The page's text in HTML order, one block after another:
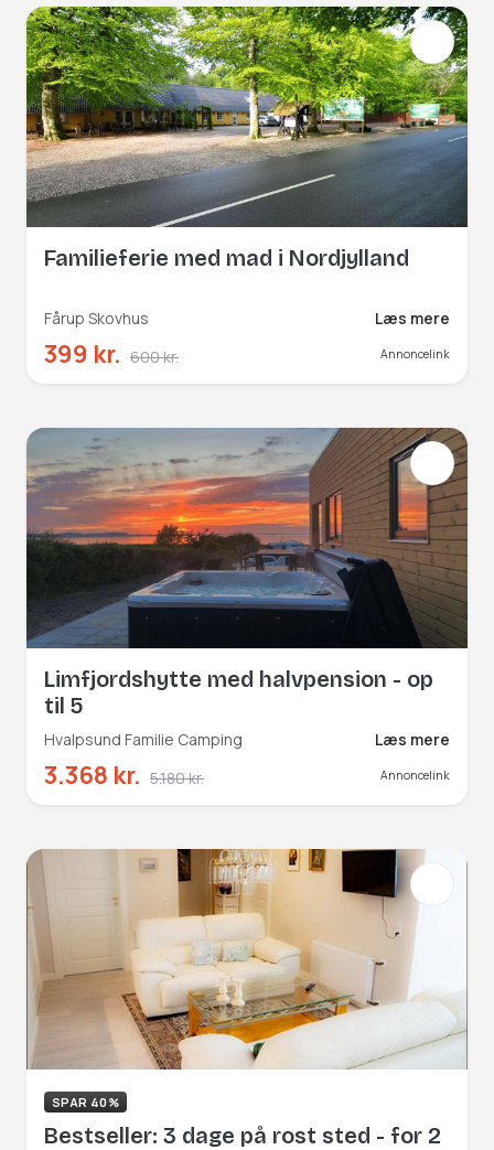
Familieferie med mad i Nordjylland
Fårup Skovhus Læs mere
399 kr. 600 kr. Annoncelink
Limfjordshytte med halvpension - op
til 5
Hvalpsund Familie Camping Læs mere
3.368 kr. 5.180 kr. Annoncelink
SPAR 40%
Bestseller: 3 dage på rost sted - for 2